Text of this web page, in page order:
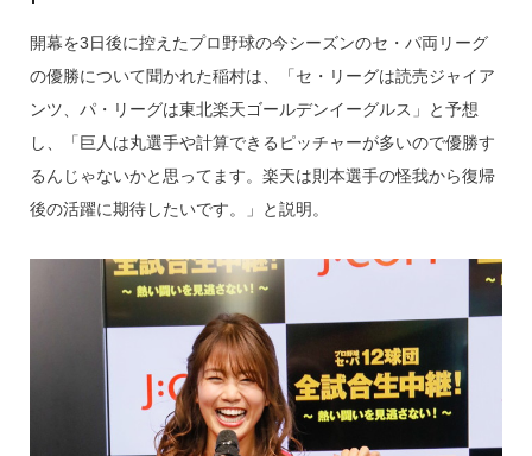
開幕を3日後に控えたプロ野球の今シーズンのセ・パ両リーグ
の優勝について聞かれた稲村は、「セ・リーグは読売ジャイア
ンツ、パ・リーグは東北楽天ゴールデンイーグルス」と予想
し、「巨人は丸選手や計算できるピッチャーが多いので優勝す
るんじゃないかと思ってます。楽天は則本選手の怪我から復帰
後の活躍に期待したいです。」と説明。